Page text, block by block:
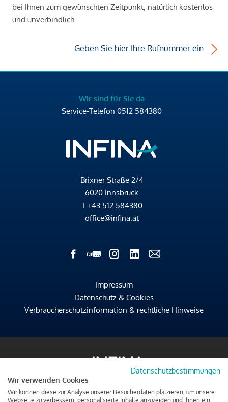
bei Ihnen zum gewünschten Zeitpunkt, natürlich kostenlos
und unverbindlich.
Geben Sie hier Ihre Rufnummer ein
Wir sind für Sie da
Service-Telefon 0512 584380
Brixner Straße 2/4
6020 Innsbruck
T +43 512 584380
office@infina.at
Impressum
Datenschutz & Cookies
Verbraucherschutzinformation & rechtliche Hinweise
Datenschutzbestimmungen
Wir verwenden Cookies
Wir können diese zur Analyse unserer Besucherdaten platzieren, um unsere
Webseite zu verbessern, personalisierte Inhalte anzuzeigen und Ihnen ein